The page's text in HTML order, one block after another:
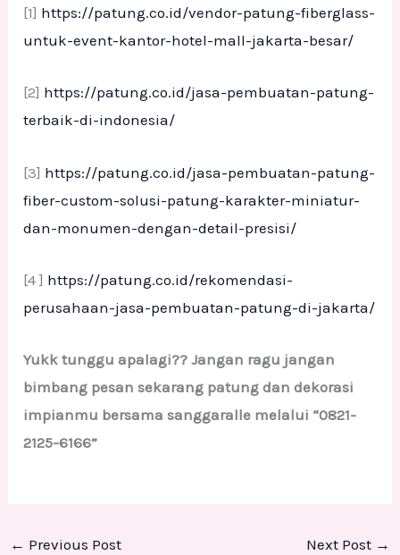
[1] https://patung.co.id/vendor-patung-fiberglass-
untuk-event-kantor-hotel-mall-jakarta-besar/
[2] https://patung.co.id/jasa-pembuatan-patung-
terbaik-di-indonesia/
[3] https://patung.co.id/jasa-pembuatan-patung-
fiber-custom-solusi-patung-karakter-miniatur-
dan-monumen-dengan-detail-presisi/
[4 ] https://patung.co.id/rekomendasi-
perusahaan-jasa-pembuatan-patung-di-jakarta/
Yukk tunggu apalagi?? Jangan ragu jangan
bimbang pesan sekarang patung dan dekorasi
impianmu bersama sanggaralle melalui “0821-
2125-6166”
← Previous Post Next Post →